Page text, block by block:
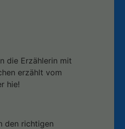
die Erzählerin mit
erzählt vom
hie!
den richtigen